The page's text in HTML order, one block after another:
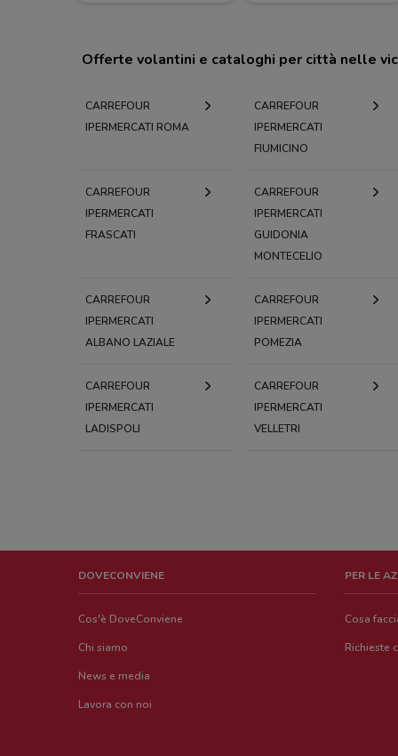
Offerte volantini e cataloghi per città nelle
CARREFOUR
IPERMERCATI ROMA
CARREFOUR
IPERMERCATI
FIUMICINO
CARREFOUR
IPERMERCATI
FRASCATI
CARREFOUR
IPERMERCATI
GUIDONIA
MONTECELIO
CARREFOUR
IPERMERCATI
ALBANO LAZIALE
CARREFOUR
IPERMERCATI
POMEZIA
CARREFOUR
IPERMERCATI
LADISPOLI
CARREFOUR
IPERMERCATI
VELLETRI
DOVECONVIENE
Cos'è DoveConviene
Chi siamo
News e media
Lavora con noi
PER LE
Cosa
Richieste